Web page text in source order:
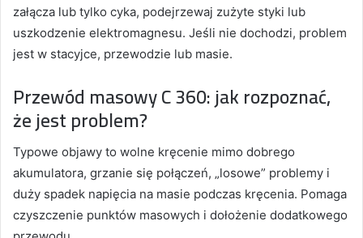
załącza lub tylko cyka, podejrzewaj zużyte styki lub
uszkodzenie elektromagnesu. Jeśli nie dochodzi, problem
jest w stacyjce, przewodzie lub masie.
Przewód masowy C 360: jak rozpoznać,
że jest problem?
Typowe objawy to wolne kręcenie mimo dobrego
akumulatora, grzanie się połączeń, „losowe” problemy i
duży spadek napięcia na masie podczas kręcenia. Pomaga
czyszczenie punktów masowych i dołożenie dodatkowego